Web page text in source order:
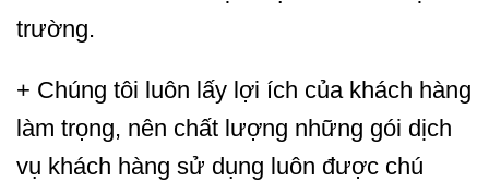
trường.
+ Chúng tôi luôn lấy lợi ích của khách hàng
làm trọng, nên chất lượng những gói dịch
vụ khách hàng sử dụng luôn được chú